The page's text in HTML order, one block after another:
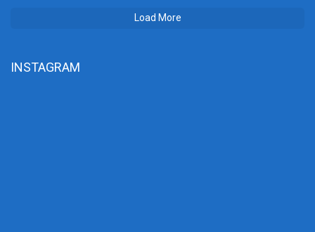
Load More
INSTAGRAM